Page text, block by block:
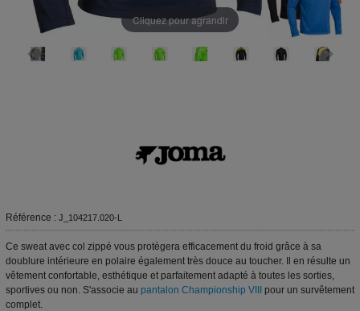
Cliquez pour agrandir
Référence : J_104217.020-L
Ce sweat avec col zippé vous protègera efficacement du froid grâce à sa
doublure intérieure en polaire également très douce au toucher. Il en résulte un
vêtement confortable, esthétique et parfaitement adapté à toutes les sorties,
sportives ou non. S'associe au pantalon Championship VIII pour un survêtement
complet.